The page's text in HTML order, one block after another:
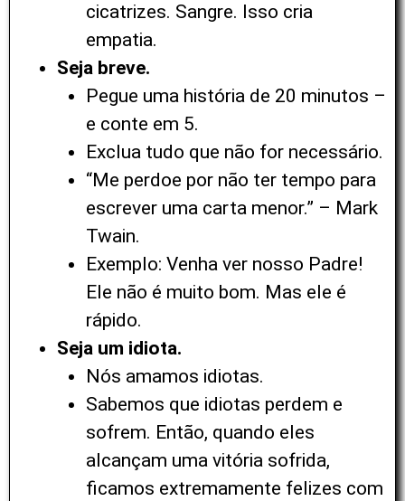
cicatrizes. Sangre. Isso cria
empatia.
Seja breve.
Pegue uma história de 20 minutos –
e conte em 5.
Exclua tudo que não for necessário.
“Me perdoe por não ter tempo para
escrever uma carta menor.” – Mark
Twain.
Exemplo: Venha ver nosso Padre!
Ele não é muito bom. Mas ele é
rápido.
Seja um idiota.
Nós amamos idiotas.
Sabemos que idiotas perdem e
sofrem. Então, quando eles
alcançam uma vitória sofrida,
ficamos extremamente felizes com